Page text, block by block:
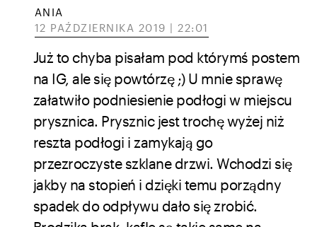
ANIA
12 PAŹDZIERNIKA 2019 | 22:01
Już to chyba pisałam pod którymś postem
na IG, ale się powtórzę ;) U mnie sprawę
załatwiło podniesienie podłogi w miejscu
prysznica. Prysznic jest trochę wyżej niż
reszta podłogi i zamykają go
przezroczyste szklane drzwi. Wchodzi się
jakby na stopień i dzięki temu porządny
spadek do odpływu dało się zrobić.